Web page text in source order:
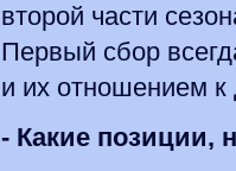
второй части
Первый сбор
и их отношением к
- Какие позиции,